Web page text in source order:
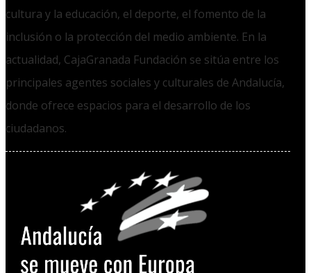
cultura y la educación, el deporte, el fomento de la
inclusión o la protección del medio ambiente. En la
actualidad, CajaGranada Fundación se sitúa entre los
principales agentes sociales y culturales de Andalucía,
donde ofrece espacios para el desarrollo de los
ciudadanos.